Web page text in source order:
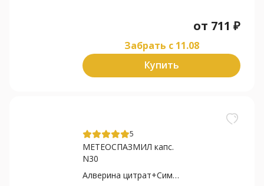
от 711 ₽
Забрать c 11.08
Купить
5
МЕТЕОСПАЗМИЛ капс.
N30
Алверина цитрат+Симетикон